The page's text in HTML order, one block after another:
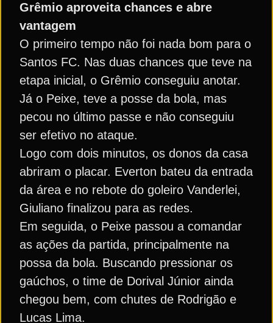
Grêmio aproveita chances e abre
vantagem
O primeiro tempo não foi nada bom para o
Santos FC. Nas duas chances que teve na
etapa inicial, o Grêmio conseguiu anotar.
Já o Peixe, teve a posse da bola, mas
pecou no último passe e não conseguiu
ser efetivo no ataque.
Logo com dois minutos, os donos da casa
abriram o placar. Everton bateu da entrada
da área e no rebote do goleiro Vanderlei,
Giuliano finalizou para as redes.
Em seguida, o Peixe passou a comandar
as ações da partida, principalmente na
possa da bola. Buscando pressionar os
gaúchos, o time de Dorival Júnior ainda
chegou bem, com chutes de Rodrigão e
Lucas Lima.